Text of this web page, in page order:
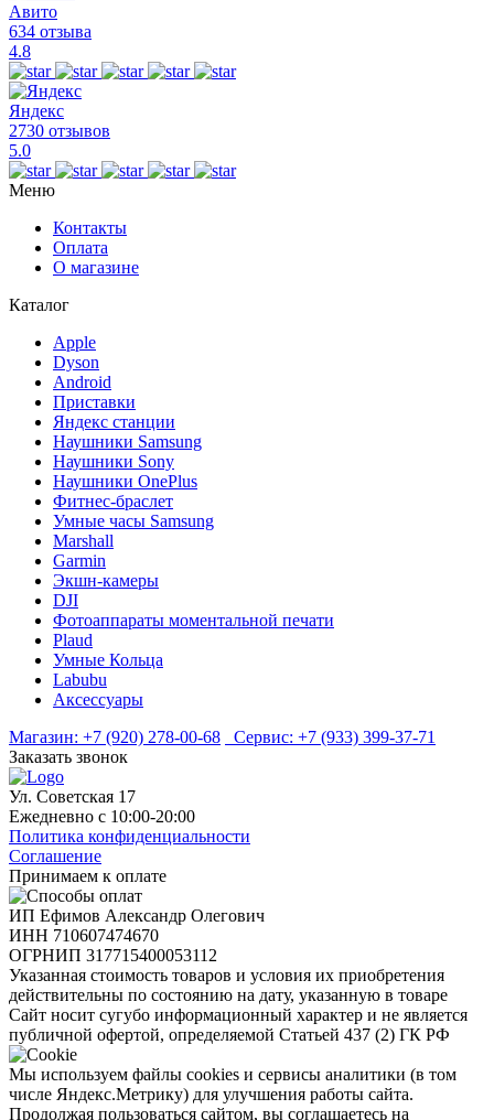
Авито
634 отзыва
4.8
Яндекс
2730 отзывов
5.0
Меню
Контакты
Оплата
О магазине
Каталог
Apple
Dyson
Android
Приставки
Яндекс станции
Наушники Samsung
Наушники Sony
Наушники OnePlus
Фитнес-браслет
Умные часы Samsung
Marshall
Garmin
Экшн-камеры
DJI
Фотоаппараты моментальной печати
Plaud
Умные Кольца
Labubu
Аксессуары
Магазин: +7 (920) 278-00-68 Сервис: +7 (933) 399-37-71
Заказать звонок
Ул. Советская 17
Ежедневно с 10:00-20:00
Политика конфиденциальности
Соглашение
Принимаем к оплате
ИП Ефимов Александр Олегович
ИНН 710607474670
ОГРНИП 317715400053112
Указанная стоимость товаров и условия их приобретения
действительны по состоянию на дату, указанную в товаре
Сайт носит сугубо информационный характер и не является
публичной офертой, определяемой Статьей 437 (2) ГК РФ
Мы используем файлы cookies и сервисы аналитики (в том
числе Яндекс.Метрику) для улучшения работы сайта.
Продолжая пользоваться сайтом, вы соглашаетесь на